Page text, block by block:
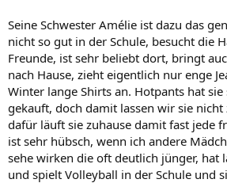
Seine Schwester Amélie ist dazu das
nicht so gut in der Schule, besucht die
Freunde, ist sehr beliebt dort, bringt
nach Hause, zieht eigentlich nur enge
Winter lange Shirts an. Hotpants hat
gekauft, doch damit lassen wir sie nicht
dafür läuft sie zuhause damit fast jede
ist sehr hübsch, wenn ich andere
sehe wirken die oft deutlich jünger, hat
und spielt Volleyball in der Schule und